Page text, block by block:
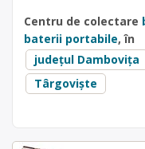
Centru de colectare
baterii portabile, în
județul Dambovița
Târgoviște